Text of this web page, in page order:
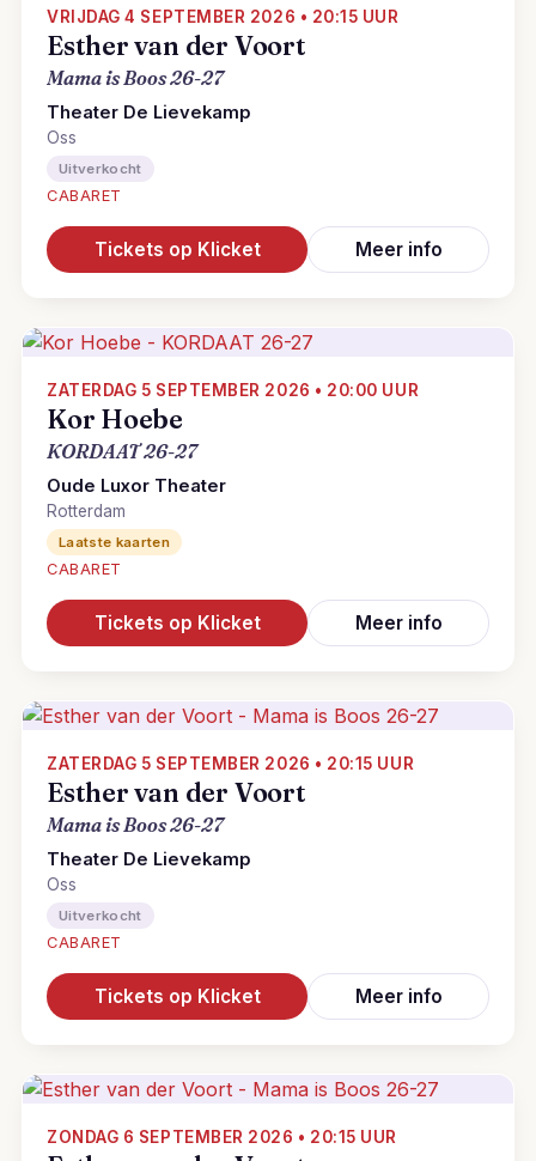
VRIJDAG 4 SEPTEMBER 2026 • 20:15 UUR
Esther van der Voort
Mama is Boos 26-27
Theater De Lievekamp
Oss
Uitverkocht
CABARET
Tickets op Klicket Meer info
ZATERDAG 5 SEPTEMBER 2026 • 20:00 UUR
Kor Hoebe
KORDAAT 26-27
Oude Luxor Theater
Rotterdam
Laatste kaarten
CABARET
Tickets op Klicket Meer info
ZATERDAG 5 SEPTEMBER 2026 • 20:15 UUR
Esther van der Voort
Mama is Boos 26-27
Theater De Lievekamp
Oss
Uitverkocht
CABARET
Tickets op Klicket Meer info
ZONDAG 6 SEPTEMBER 2026 • 20:15 UUR